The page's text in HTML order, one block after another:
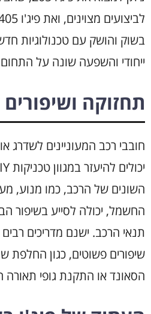
בשוק והושק עם טכנולוגיות
ייחודי והשפעה שונה על
תחזוקה ושיפורים
חובבי רכב המעוניינים לשדרג
השונים של הרכב, כמו מנוע,
החשמל, יכולה לסייע בשיפור
תנאי הרכב. ישנם מדריכים
שיפורים פשוטים, כגון החלפת
הסאונד או התקנת גופי תאורה